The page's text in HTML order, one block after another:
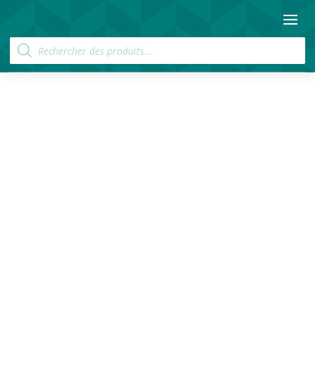
Recherche
de
produits